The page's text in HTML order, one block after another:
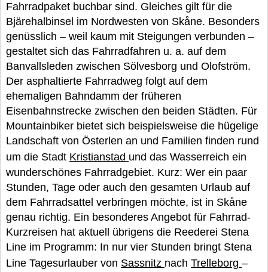
Fahrradpaket buchbar sind. Gleiches gilt für die
Bjärehalbinsel im Nordwesten von Skåne. Besonders
genüsslich – weil kaum mit Steigungen verbunden –
gestaltet sich das Fahrradfahren u. a. auf dem
Banvallsleden zwischen Sölvesborg und Olofström.
Der asphaltierte Fahrradweg folgt auf dem
ehemaligen Bahndamm der früheren
Eisenbahnstrecke zwischen den beiden Städten. Für
Mountainbiker bietet sich beispielsweise die hügelige
Landschaft von Österlen an und Familien finden rund
um die Stadt Kristianstad und das Wasserreich ein
wunderschönes Fahrradgebiet. Kurz: Wer ein paar
Stunden, Tage oder auch den gesamten Urlaub auf
dem Fahrradsattel verbringen möchte, ist in Skåne
genau richtig. Ein besonderes Angebot für Fahrrad-
Kurzreisen hat aktuell übrigens die Reederei Stena
Line im Programm: In nur vier Stunden bringt Stena
Line Tagesurlauber von Sassnitz nach Trelleborg –